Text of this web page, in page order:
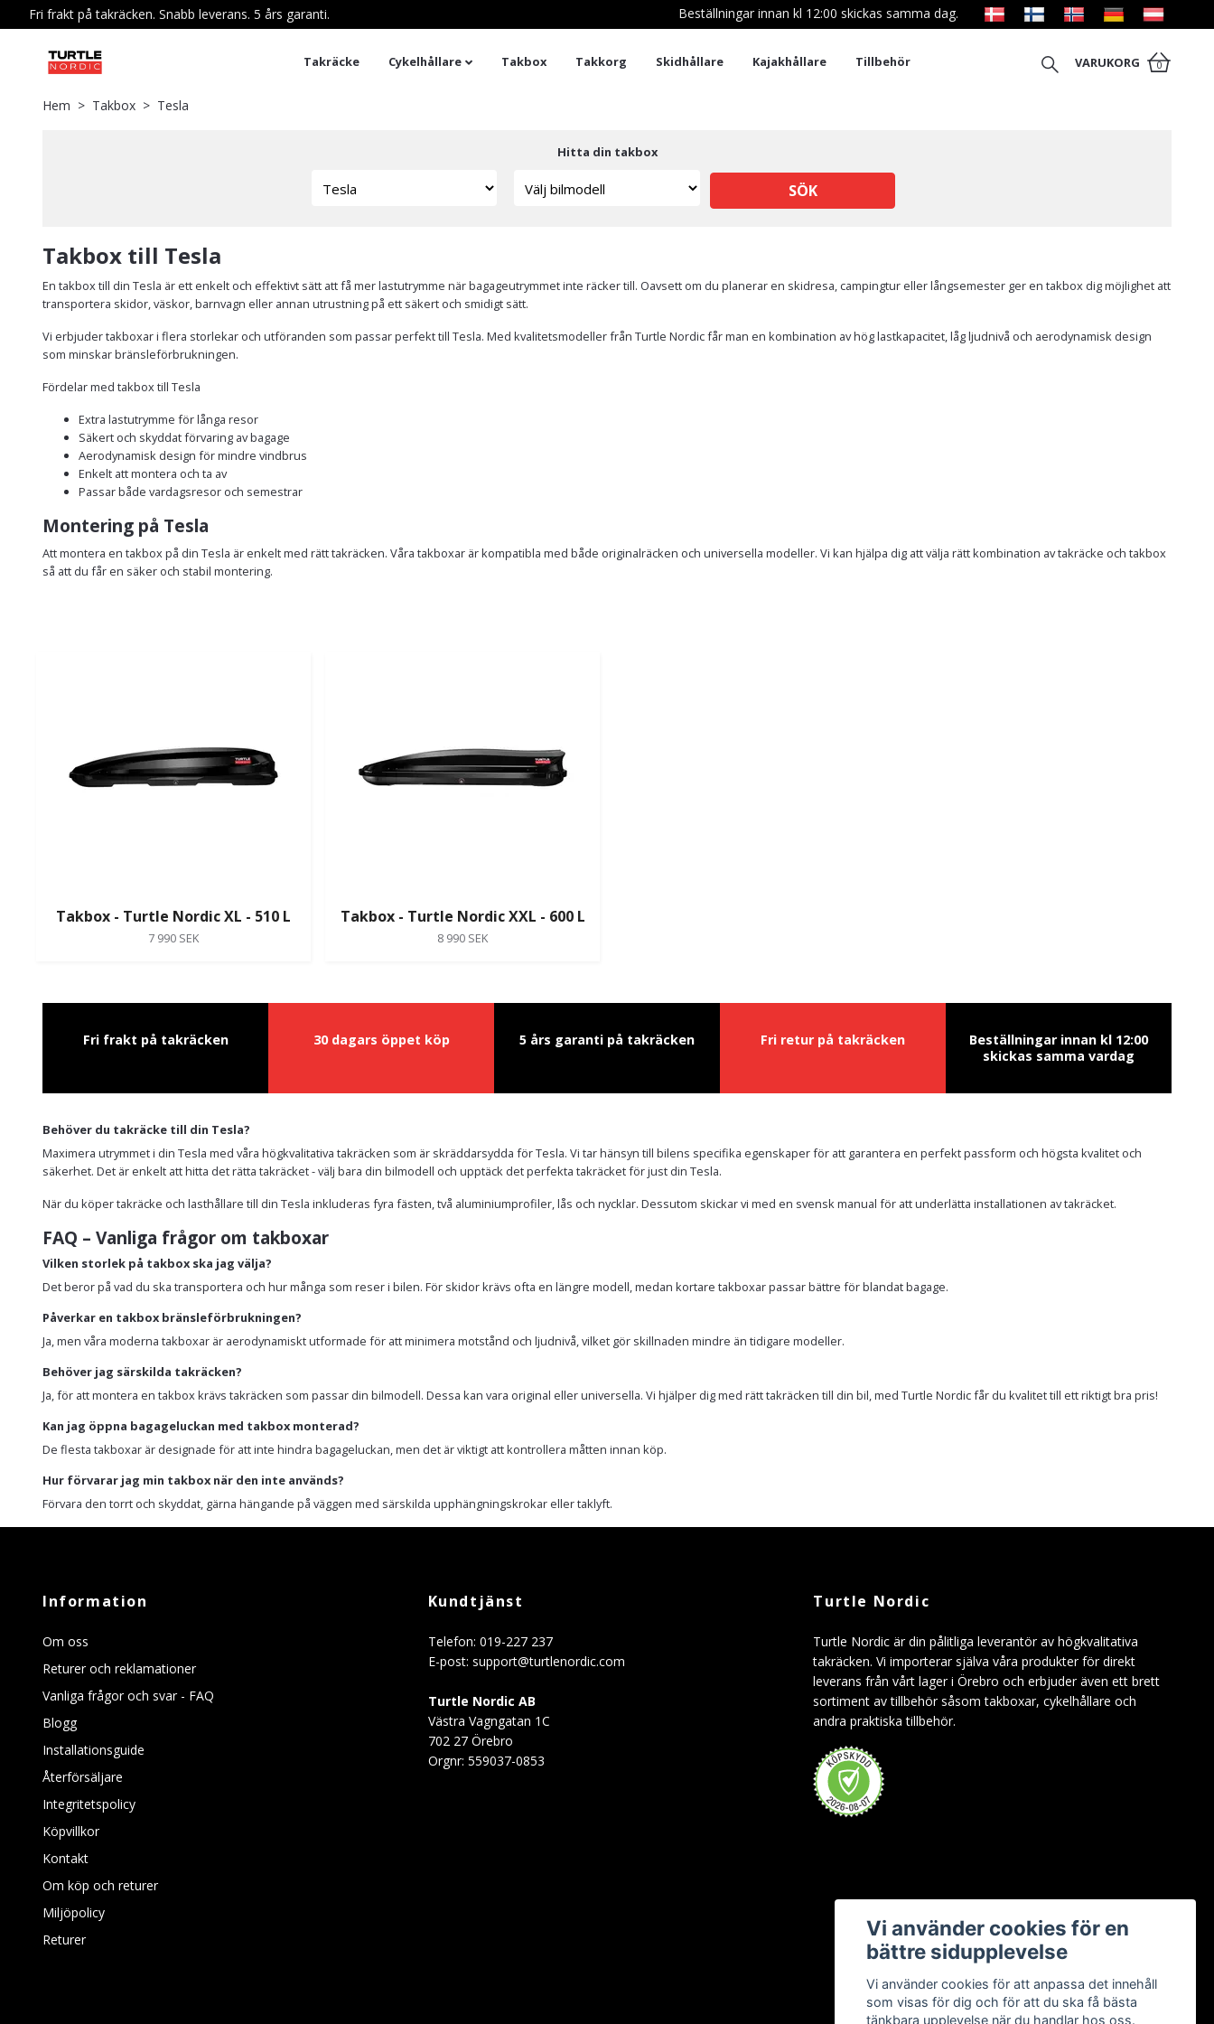
Fri frakt på takräcken. Snabb leverans. 5 års garanti. Beställningar innan kl 12:00 skickas samma dag.
Takräcke Cykelhållare Takbox Takkorg Skidhållare Kajakhållare Tillbehör VARUKORG 0
Hem Takbox Tesla
Hitta din takbox
SÖK
Takbox till Tesla
En takbox till din Tesla är ett enkelt och effektivt sätt att få mer lastutrymme när bagageutrymmet inte räcker till. Oavsett om du planerar en skidresa, campingtur eller långsemester ger en takbox dig möjlighet att
transportera skidor, väskor, barnvagn eller annan utrustning på ett säkert och smidigt sätt.
Vi erbjuder takboxar i flera storlekar och utföranden som passar perfekt till Tesla. Med kvalitetsmodeller från Turtle Nordic får man en kombination av hög lastkapacitet, låg ljudnivå och aerodynamisk design
som minskar bränsleförbrukningen.
Fördelar med takbox till Tesla
Extra lastutrymme för långa resor
Säkert och skyddat förvaring av bagage
Aerodynamisk design för mindre vindbrus
Enkelt att montera och ta av
Passar både vardagsresor och semestrar
Montering på Tesla
Att montera en takbox på din Tesla är enkelt med rätt takräcken. Våra takboxar är kompatibla med både originalräcken och universella modeller. Vi kan hjälpa dig att välja rätt kombination av takräcke och takbox
så att du får en säker och stabil montering.
Takbox - Turtle Nordic XL - 510 L
7 990 SEK
Takbox - Turtle Nordic XXL - 600 L
8 990 SEK
Fri frakt på takräcken 30 dagars öppet köp 5 års garanti på takräcken Fri retur på takräcken
Beställningar innan kl 12:00
skickas samma vardag
Behöver du takräcke till din Tesla?
Maximera utrymmet i din Tesla med våra högkvalitativa takräcken som är skräddarsydda för Tesla. Vi tar hänsyn till bilens specifika egenskaper för att garantera en perfekt passform och högsta kvalitet och
säkerhet. Det är enkelt att hitta det rätta takräcket - välj bara din bilmodell och upptäck det perfekta takräcket för just din Tesla.
När du köper takräcke och lasthållare till din Tesla inkluderas fyra fästen, två aluminiumprofiler, lås och nycklar. Dessutom skickar vi med en svensk manual för att underlätta installationen av takräcket.
FAQ – Vanliga frågor om takboxar
Vilken storlek på takbox ska jag välja?
Det beror på vad du ska transportera och hur många som reser i bilen. För skidor krävs ofta en längre modell, medan kortare takboxar passar bättre för blandat bagage.
Påverkar en takbox bränsleförbrukningen?
Ja, men våra moderna takboxar är aerodynamiskt utformade för att minimera motstånd och ljudnivå, vilket gör skillnaden mindre än tidigare modeller.
Behöver jag särskilda takräcken?
Ja, för att montera en takbox krävs takräcken som passar din bilmodell. Dessa kan vara original eller universella. Vi hjälper dig med rätt takräcken till din bil, med Turtle Nordic får du kvalitet till ett riktigt bra pris!
Kan jag öppna bagageluckan med takbox monterad?
De flesta takboxar är designade för att inte hindra bagageluckan, men det är viktigt att kontrollera måtten innan köp.
Hur förvarar jag min takbox när den inte används?
Förvara den torrt och skyddat, gärna hängande på väggen med särskilda upphängningskrokar eller taklyft.
Information
Om oss
Returer och reklamationer
Vanliga frågor och svar - FAQ
Blogg
Installationsguide
Återförsäljare
Integritetspolicy
Köpvillkor
Kontakt
Om köp och returer
Miljöpolicy
Returer
Kundtjänst
Telefon: 019-227 237
E-post: support@turtlenordic.com
Turtle Nordic AB
Västra Vagngatan 1C
702 27 Örebro
Orgnr: 559037-0853
Turtle Nordic
Turtle Nordic är din pålitliga leverantör av högkvalitativa
takräcken. Vi importerar själva våra produkter för direkt
leverans från vårt lager i Örebro och erbjuder även ett brett
sortiment av tillbehör såsom takboxar, cykelhållare och
andra praktiska tillbehör.
Vi använder cookies för en
bättre sidupplevelse
Vi använder cookies för att anpassa det innehåll
som visas för dig och för att du ska få bästa
tänkbara upplevelse när du handlar hos oss.